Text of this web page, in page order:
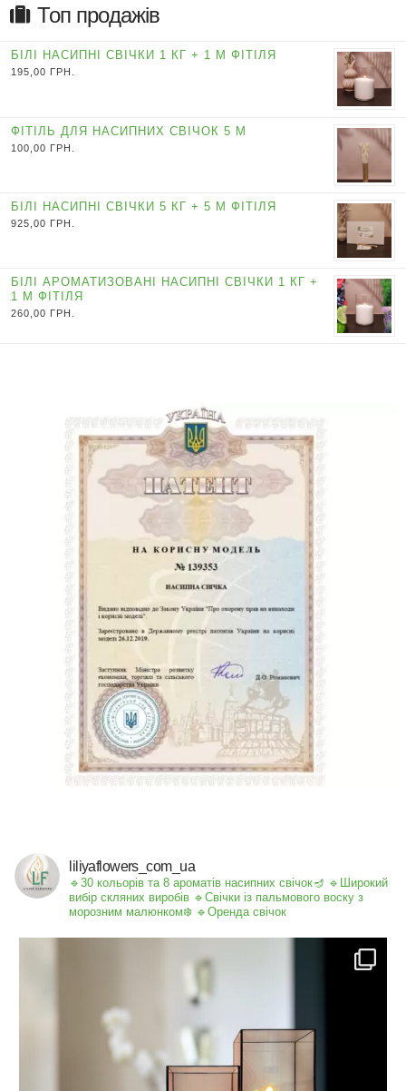
Топ продажів
БІЛІ НАСИПНІ СВІЧКИ 1 КГ + 1 М ФІТІЛЯ
195,00 ГРН.
ФІТІЛЬ ДЛЯ НАСИПНИХ СВІЧОК 5 М
100,00 ГРН.
БІЛІ НАСИПНІ СВІЧКИ 5 КГ + 5 М ФІТІЛЯ
925,00 ГРН.
БІЛІ АРОМАТИЗОВАНІ НАСИПНІ СВІЧКИ 1 КГ +
1 М ФІТІЛЯ
260,00 ГРН.
liliyaflowers_com_ua
🔹30 кольорів та 8 ароматів насипних свічок🪔 🔹Широкий
вибір скляних виробів 🔹Свічки із пальмового воску з
морозним малюнком❄️ 🔹Оренда свічок